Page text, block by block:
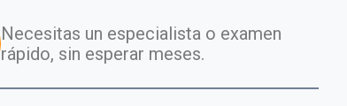
Necesitas un especialista o examen
rápido, sin esperar meses.